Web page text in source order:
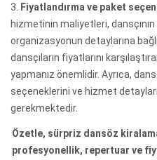
3. Fiyatlandırma ve paket
hizmetinin maliyetleri,
organizasyonun detaylarına
dansçıların fiyatlarını
yapmanız önemlidir. Ayrıca,
seçeneklerini ve hizmet
gerekmektedir.
Özetle, sürpriz dansöz
profesyonellik, repertuar ve